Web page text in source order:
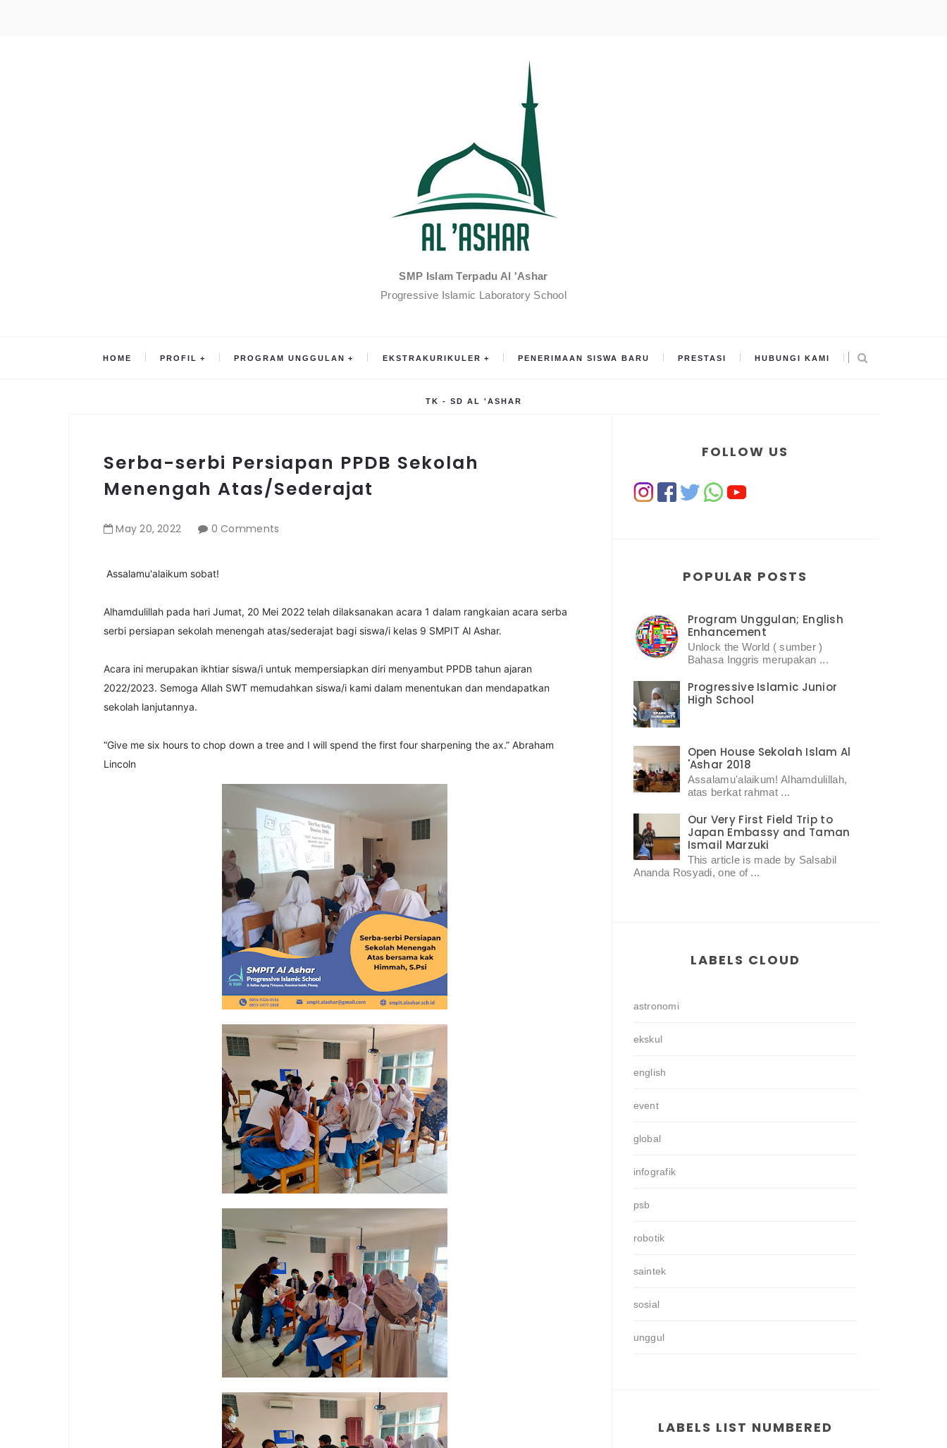
SMP Islam Terpadu Al 'Ashar
Progressive Islamic Laboratory School
HOME PROFIL PROGRAM UNGGULAN EKSTRAKURIKULER PENERIMAAN SISWA BARU PRESTASI HUBUNGI KAMI
TK - SD AL 'ASHAR
Serba-serbi Persiapan PPDB Sekolah
Menengah Atas/Sederajat
May 20,2022 0 Comments
Assalamu'alaikum sobat!
Alhamdulillah pada hari Jumat, 20 Mei 2022 telah dilaksanakan acara 1 dalam rangkaian acara serba
serbi persiapan sekolah menengah atas/sederajat bagi siswa/i kelas 9 SMPIT Al Ashar.
Acara ini merupakan ikhtiar siswa/i untuk mempersiapkan diri menyambut PPDB tahun ajaran
2022/2023. Semoga Allah SWT memudahkan siswa/i kami dalam menentukan dan mendapatkan
sekolah lanjutannya.
“Give me six hours to chop down a tree and I will spend the first four sharpening the ax.” Abraham
Lincoln
FOLLOW US
POPULAR POSTS
Program Unggulan; English
Enhancement
Unlock the World ( sumber )
Bahasa Inggris merupakan ...
Progressive Islamic Junior
High School
Open House Sekolah Islam Al
'Ashar 2018
Assalamu'alaikum! Alhamdulillah,
atas berkat rahmat ...
Our Very First Field Trip to
Japan Embassy and Taman
Ismail Marzuki
This article is made by Salsabil
Ananda Rosyadi, one of ...
LABELS CLOUD
astronomi
ekskul
english
event
global
infografik
psb
robotik
saintek
sosial
unggul
LABELS LIST NUMBERED